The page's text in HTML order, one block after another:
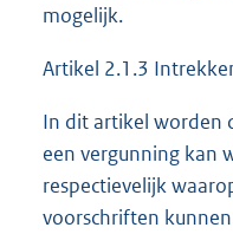
mogelijk.
Artikel 2.1.3
In dit artikel worden
een vergunning kan
respectievelijk
voorschriften